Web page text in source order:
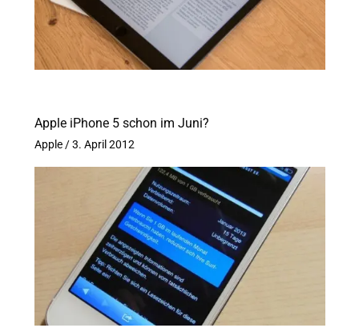
Apple iPhone 5 schon im Juni?
Apple/3. April 2012